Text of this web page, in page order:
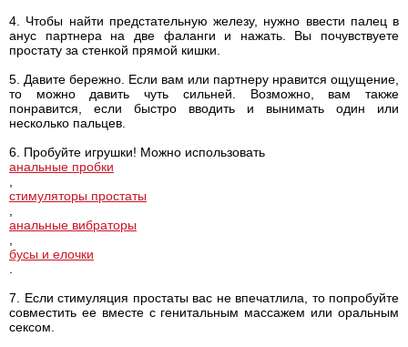
4. Чтобы найти предстательную железу, нужно ввести палец в
анус партнера на две фаланги и нажать. Вы почувствуете
простату за стенкой прямой кишки.
5. Давите бережно. Если вам или партнеру нравится ощущение,
то можно давить чуть сильней. Возможно, вам также
понравится, если быстро вводить и вынимать один или
несколько пальцев.
6. Пробуйте игрушки! Можно использовать
анальные пробки
стимуляторы простаты
анальные вибраторы
бусы и елочки
7. Если стимуляция простаты вас не впечатлила, то попробуйте
совместить ее вместе с генитальным массажем или оральным
сексом.